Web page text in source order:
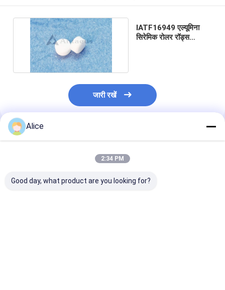
IATF16949 एल्यूमिना
सिरेमिक रोलर रॉड्स
जारी रखें
अनुशंसित उत्पाद
Alice
2:34 PM
Good day, what product are you looking for?